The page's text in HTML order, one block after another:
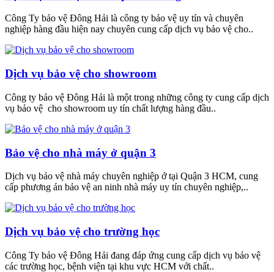
Công Ty bảo vệ Đông Hải là công ty bảo vệ uy tín và chuyên
nghiệp hàng đầu hiện nay chuyên cung cấp dịch vụ bảo vệ cho..
Dịch vụ bảo vệ cho showroom
Công ty bảo vệ Đông Hải là một trong những công ty cung cấp dịch
vụ bảo vệ cho showroom uy tín chất lượng hàng đầu..
Bảo vệ cho nhà máy ở quận 3
Dịch vụ bảo vệ nhà máy chuyên nghiệp ở tại Quận 3 HCM, cung
cấp phương án bảo vệ an ninh nhà máy uy tín chuyên nghiệp,..
Dịch vụ bảo vệ cho trường học
Công Ty bảo vệ Đông Hải đang đáp ứng cung cấp dịch vụ bảo vệ
các trường học, bệnh viện tại khu vực HCM với chất..